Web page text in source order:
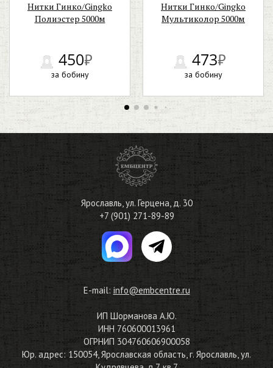
Нитки Гинко/Gingko
Полиэстер 5000м
450₽
за бобину
Нитки Гинко/Gingko
Мультиколор 5000м
473₽
за бобину
Ярославль,ул. Герцена, д. 30
+7 (901) 271-89-89
E-mail: info@embcentre.ru
ИП Шорманова А.Ю.
ИНН 760600013961
ОГРНИП 304760606900058
Юр. адрес: 150054, Ярославская область, г. Ярославль, ул.